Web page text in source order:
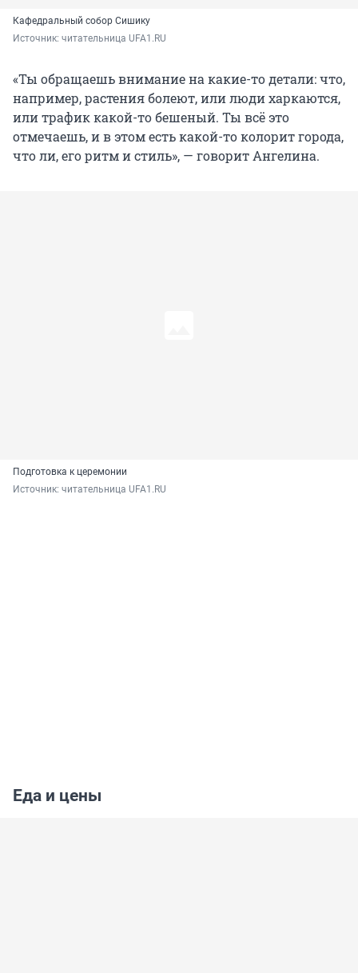
Кафедральный собор Сишику
Источник: читательница UFA1.RU
«Ты обращаешь внимание на какие-то детали: что,
например, растения болеют, или люди харкаются,
или трафик какой-то бешеный. Ты всё это
отмечаешь, и в этом есть какой-то колорит города,
что ли, его ритм и стиль», — говорит Ангелина.
Подготовка к церемонии
Источник: читательница UFA1.RU
Еда и цены